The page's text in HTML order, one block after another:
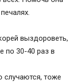
выздороветь,
по 30-40 раз в
случаются, тоже